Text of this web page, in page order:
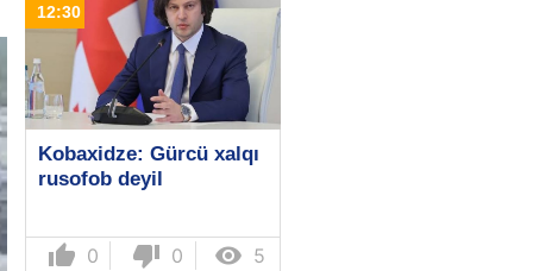
12:30
Kobaxidze: Gürcü xalqı
rusofob deyil
thumb_up 0 thumb_down 0  5